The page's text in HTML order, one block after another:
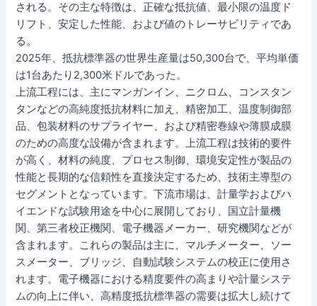
される。その主な特徴は、正確な抵抗値、最小限の温度ド
リフト、安定した性能、および値のトレーサビリティであ
る。
2025年、抵抗標準器の世界生産量は50,300台で、平均単価
は1台あたり2,300米ドルであった。
上流工程には、主にマンガンイン、ニクロム、コンスタン
タンなどの高純度抵抗材料に加え、精密加工、温度制御部
品、包装材料のサプライヤー、および精密巻線や薄膜成膜
のための高度な設備が含まれます。上流工程は技術的要件
が高く、材料の純度、プロセス制御、環境安定性が製品の
性能と長期的な信頼性を直接決定するため、技術主導型の
セグメントとなっています。下流市場は、計量学およびハ
イエンドな試験用途を中心に展開しており、国立計量機
関、第三者校正機関、電子機器メーカー、研究機関などが
含まれます。これらの製品は主に、マルチメーター、ソー
スメーター、ブリッジ、自動試験システムの校正に使用さ
れます。電子機器における精度要件の高まりや計量システ
ムの向上に伴い、高精度抵抗標準器の需要は拡大し続けて